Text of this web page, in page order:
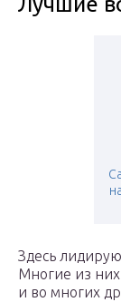
Здесь
Многие из них
и во многих